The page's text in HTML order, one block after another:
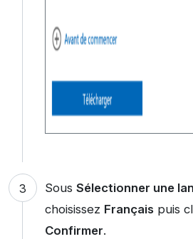
Sous Sélectionner une
choisissez Françaispuis
Confirmer.